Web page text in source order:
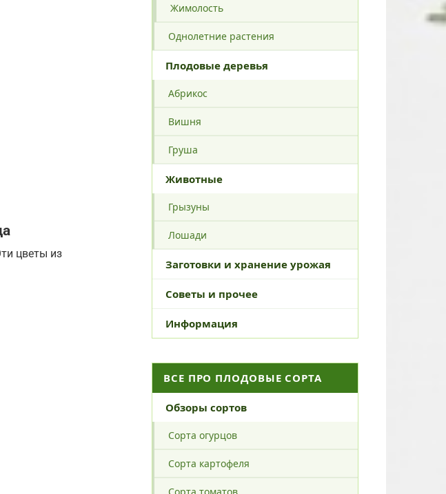
цветы из
Жимолость
Однолетние растения
Плодовые деревья
Абрикос
Вишня
Груша
Животные
Грызуны
Лошади
Заготовки и хранение урожая
Советы и прочее
Информация
ВСЕ ПРО ПЛОДОВЫЕ СОРТА
Обзоры сортов
Сорта огурцов
Сорта картофеля